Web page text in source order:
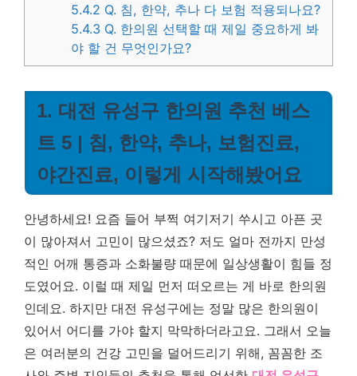
5.4.2 Q. 침, 한약, 추나 다 보험 적용되나요?
5.4.3 Q. 한의원 선택할 때 제일 중요하게 봐
야 할 건 무엇인가요?
1. 대전 유성구 한의원 추천 베스
트 5 | 침, 한약, 추나, 보험진료,
야간진료, 이렇게 시작해봤어요
안녕하세요! 요즘 들어 부쩍 여기저기 쑤시고 아픈 곳
이 많아져서 고민이 많으셨죠? 저도 얼마 전까지 만성
적인 어깨 통증과 소화불량 때문에 일상생활이 힘들 정
도였어요. 이럴 때 제일 먼저 떠오르는 게 바로 한의원
인데요. 하지만 대전 유성구에는 정말 많은 한의원이
있어서 어디를 가야 할지 막막하더라고요. 그래서 오늘
은 여러분의 건강 고민을 덜어드리기 위해, 꼼꼼한 조